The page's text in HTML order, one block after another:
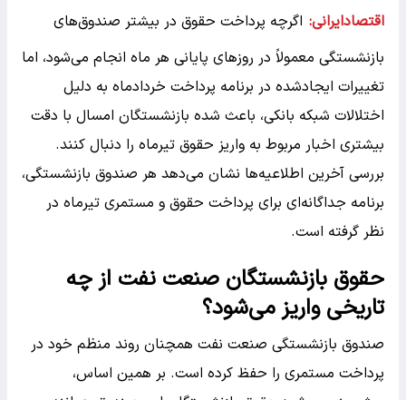
اقتصادایرانی: اگرچه پرداخت حقوق در بیشتر صندوق‌های
بازنشستگی معمولاً در روزهای پایانی هر ماه انجام می‌شود، اما
تغییرات ایجادشده در برنامه پرداخت خردادماه به دلیل
اختلالات شبکه بانکی، باعث شده بازنشستگان امسال با دقت
بیشتری اخبار مربوط به واریز حقوق تیرماه را دنبال کنند.
بررسی آخرین اطلاعیه‌ها نشان می‌دهد هر صندوق بازنشستگی،
برنامه جداگانه‌ای برای پرداخت حقوق و مستمری تیرماه در
نظر گرفته است.
حقوق بازنشستگان صنعت نفت از چه
تاریخی واریز می‌شود؟
صندوق بازنشستگی صنعت نفت همچنان روند منظم خود در
پرداخت مستمری را حفظ کرده است. بر همین اساس،